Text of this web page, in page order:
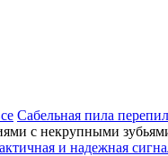
Сабельная пила
с некрупными
и надежная